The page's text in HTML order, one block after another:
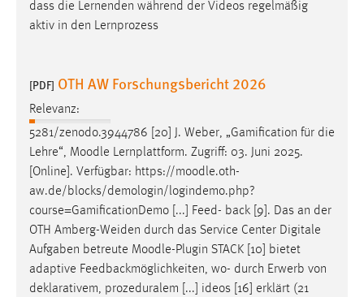
dass die Lernenden während der Videos regelmäßig
aktiv in den Lernprozess
[PDF] OTH AW Forschungsbericht 2026
Relevanz:
5281/zenodo.3944786 [20] J. Weber, „Gamification für die
Lehre“, Moodle Lernplattform. Zugriff: 03. Juni 2025.
[Online]. Verfügbar: https://moodle.oth-
aw.de/blocks/demologin/logindemo.php?
course=GamificationDemo [...] Feed- back [9]. Das an der
OTH Amberg-Weiden durch das Service Center Digitale
Aufgaben betreute Moodle-Plugin STACK [10] bietet
adaptive Feedbackmöglichkeiten, wo- durch Erwerb von
deklarativem, prozeduralem [...] ideos [16] erklärt (21